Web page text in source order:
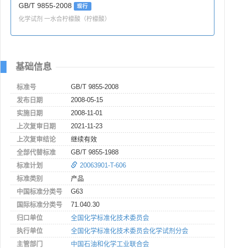
GB/T 9855-2008 现行
化学试剂 一水合柠檬酸（柠檬酸）
基础信息
标准号
GB/T 9855-2008
发布日期
2008-05-15
实施日期
2008-11-01
上次复审日期
2021-11-23
上次复审结论
继续有效
全部代替标准
GB/T 9855-1988
标准计划
20063901-T-606
标准类别
产品
中国标准分类号
G63
国际标准分类号
71.040.30
归口单位
全国化学标准化技术委员会
执行单位
全国化学标准化技术委员会化学试剂分会
主管部门
中国石油和化学工业联合会